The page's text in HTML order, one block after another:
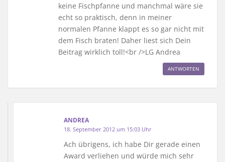
keine Fischpfanne und manchmal wäre sie
echt so praktisch, denn in meiner
normalen Pfanne klappt es so gar nicht mit
dem Fisch braten! Daher liest sich Dein
Beitrag wirklich toll!<br />LG Andrea
ANTWORTEN
ANDREA
18. September 2012 um 15:03 Uhr
Ach übrigens, ich habe Dir gerade einen
Award verliehen und würde mich sehr